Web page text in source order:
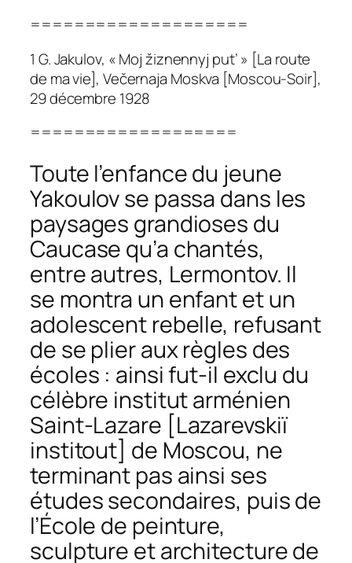
====================
1 G. Jakulov, « Moj žiznennyj put’ » [La route
de ma vie], Večernaja Moskva [Moscou-Soir],
29 décembre 1928
===================
Toute l’enfance du jeune
Yakoulov se passa dans les
paysages grandioses du
Caucase qu’a chantés,
entre autres, Lermontov. Il
se montra un enfant et un
adolescent rebelle, refusant
de se plier aux règles des
écoles : ainsi fut-il exclu du
célèbre institut arménien
Saint-Lazare [Lazarevskiï
institout] de Moscou, ne
terminant pas ainsi ses
études secondaires, puis de
l’École de peinture,
sculpture et architecture de